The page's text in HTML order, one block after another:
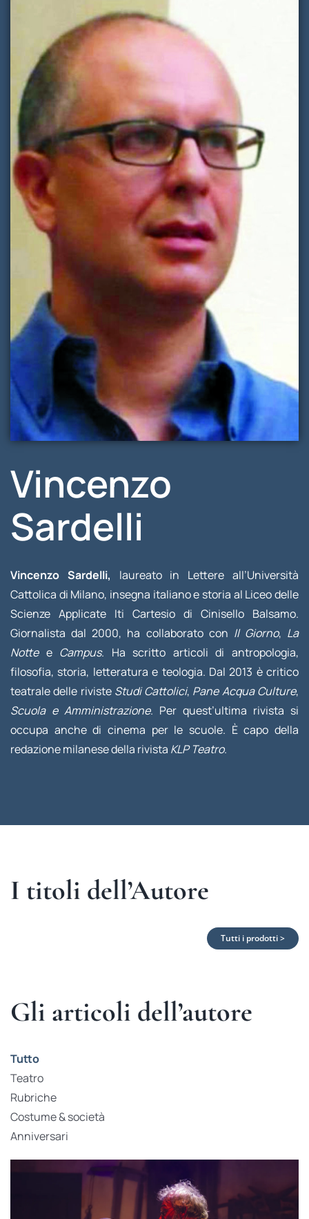
Vincenzo
Sardelli
Vincenzo Sardelli, laureato in Lettere all’Università
Cattolica di Milano, insegna italiano e storia al Liceo delle
Scienze Applicate Iti Cartesio di Cinisello Balsamo.
Giornalista dal 2000, ha collaborato con Il Giorno, La
Nottee Campus. Ha scritto articoli di antropologia,
filosofia, storia, letteratura e teologia. Dal 2013 è critico
teatrale delle riviste Studi Cattolici, Pane Acqua Culture,
Scuola e Amministrazione. Per quest’ultima rivista si
occupa anche di cinema per le scuole. È capo della
redazione milanese della rivista KLP Teatro.
I titoli dell’Autore
Tutti i prodotti >
Gli articoli dell’autore
Tutto
Teatro
Rubriche
Costume & società
Anniversari